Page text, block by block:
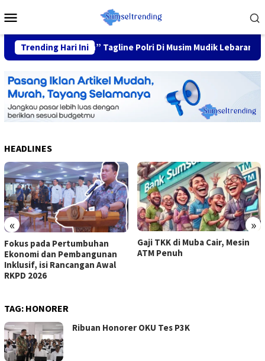
to
Menu
Trending Hari Ini
Nyaman” Tagline Polri Di Musim Mudik Lebaran
HEADLINES
« »
Fokus pada Pertumbuhan
Ekonomi dan Pembangunan
Inklusif, isi Rancangan Awal
RKPD 2026
Gaji TKK di Muba Cair, Mesin
ATM Penuh
TAG: HONORER
Ribuan Honorer OKU Tes P3K